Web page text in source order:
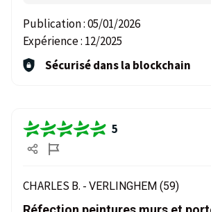
Publication :05/01/2026
Expérience : 12/2025
Sécurisé dans la blockchain
5
CHARLES B. - VERLINGHEM (59)